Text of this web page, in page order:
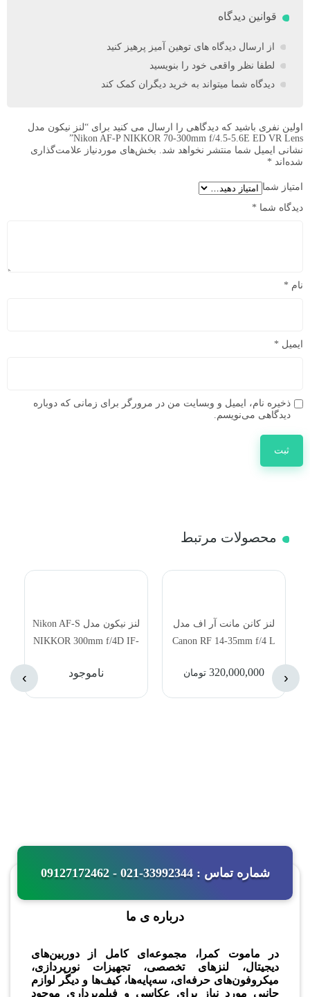
قوانین دیدگاه
از ارسال دیدگاه های توهین آمیز پرهیز کنید
لطفا نظر واقعی خود را بنویسید
دیدگاه شما میتواند به خرید دیگران کمک کند
اولین نفری باشید که دیدگاهی را ارسال می کنید برای “لنز نیکون مدل
Nikon AF-P NIKKOR 70-300mm f/4.5-5.6E ED VR Lens”
نشانی ایمیل شما منتشر نخواهد شد. بخش‌های موردنیاز علامت‌گذاری
شده‌اند *
امتیاز شما
دیدگاه شما *
نام *
ایمیل *
ذخیره نام، ایمیل و وبسایت من در مرورگر برای زمانی که دوباره
دیدگاهی می‌نویسم.
محصولات مرتبط
لنز کانن مانت آر اف مدل
Canon RF 14-35mm f/4 L
320,000,000 تومان
لنز نیکون مدل Nikon AF-S
NIKKOR 300mm f/4D IF-
ناموجود ‹
›
شماره تماس : 33992344-021 - 09127172462
درباره ی ما
در ماموت کمرا، مجموعه‌ای کامل از دوربین‌های
دیجیتال، لنزهای تخصصی، تجهیزات نورپردازی،
میکروفون‌های حرفه‌ای، سه‌پایه‌ها، کیف‌ها و دیگر لوازم
جانبی مورد نیاز برای عکاسی و فیلم‌برداری موجود